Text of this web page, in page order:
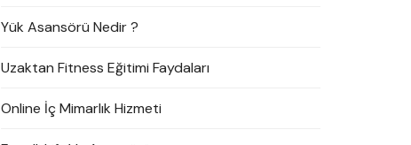
Yük Asansörü Nedir ?
Uzaktan Fitness Eğitimi Faydaları
Online İç Mimarlık Hizmeti